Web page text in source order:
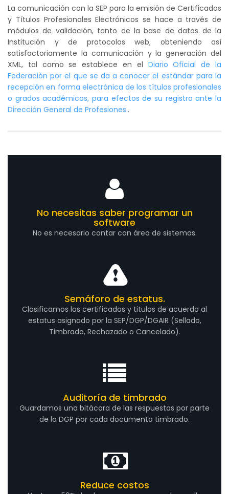
La comunicación con la SEP para la emisión de Certificados
y Títulos Profesionales Electrónicos se hace a través de
módulos de validación, tanto de la base de datos de la
Institución y de protocolos web, obteniendo así
satisfactoriamente la comunicación y la generación del
XML, tal como se establece en el Diario Oficial de la
Federación por el que se da a conocer el estándar para la
recepción en forma electrónica de los títulos profesionales
o grados académicos, para efectos de su registro ante la
Dirección General de Profesiones..
No necesitas saber programar un
software
No es necesario contar con área de sistemas.
Semáforo de estatus.
Clasificamos los certificados y titulos de acuerdo al
estatus asignado por la SEP/DGP/DGAIR (Sellado,
Timbrado, Rechazado o Cancelado).
Auditoría de timbrado
Guardamos una bitácora de las respuestas por parte
de la DGP por cada documento timbrado.
Reduce costos